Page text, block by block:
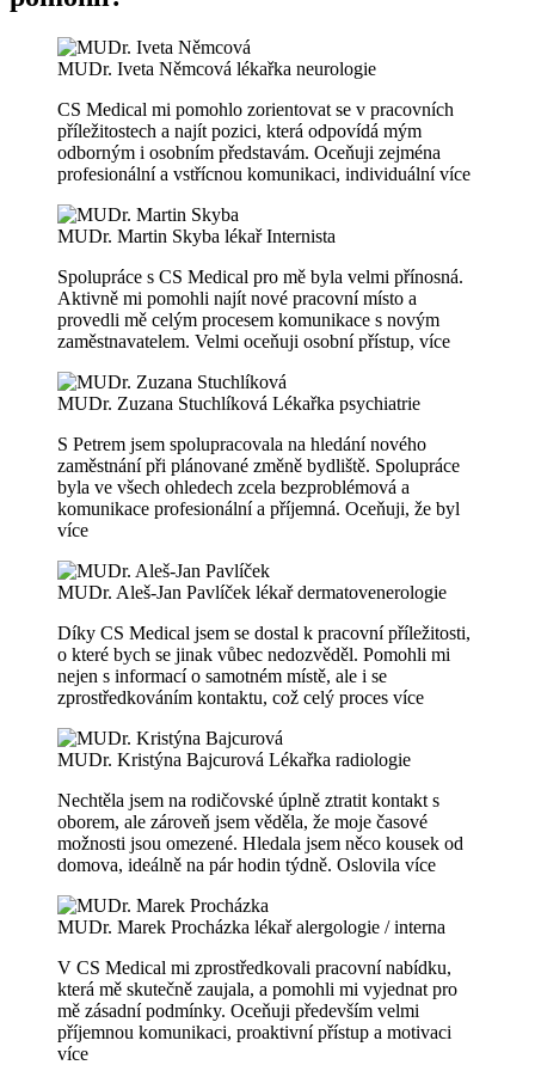
MUDr. Iveta Němcová lékařka neurologie
CS Medical mi pomohlo zorientovat se v pracovních
příležitostech a najít pozici, která odpovídá mým
odborným i osobním představám. Oceňuji zejména
profesionální a vstřícnou komunikaci, individuálnívíce
MUDr. Martin Skyba lékař Internista
Spolupráce s CS Medical pro mě byla velmi přínosná.
Aktivně mi pomohli najít nové pracovní místo a
provedli mě celým procesem komunikace s novým
zaměstnavatelem. Velmi oceňuji osobní přístup, více
MUDr. Zuzana Stuchlíková Lékařka psychiatrie
S Petrem jsem spolupracovala na hledání nového
zaměstnání při plánované změně bydliště. Spolupráce
byla ve všech ohledech zcela bezproblémová a
komunikace profesionální a příjemná. Oceňuji, že byl
více
MUDr. Aleš-Jan Pavlíček lékař dermatovenerologie
Díky CS Medical jsem se dostal k pracovní příležitosti,
o které bych se jinak vůbec nedozvěděl. Pomohli mi
nejen s informací o samotném místě, ale i se
zprostředkováním kontaktu, což celý proces více
MUDr. Kristýna Bajcurová Lékařka radiologie
Nechtěla jsem na rodičovské úplně ztratit kontakt s
oborem, ale zároveň jsem věděla, že moje časové
možnosti jsou omezené. Hledala jsem něco kousek od
domova, ideálně na pár hodin týdně. Oslovila více
MUDr. Marek Procházka lékař alergologie / interna
V CS Medical mi zprostředkovali pracovní nabídku,
která mě skutečně zaujala, a pomohli mi vyjednat pro
mě zásadní podmínky. Oceňuji především velmi
příjemnou komunikaci, proaktivní přístup a motivaci
více